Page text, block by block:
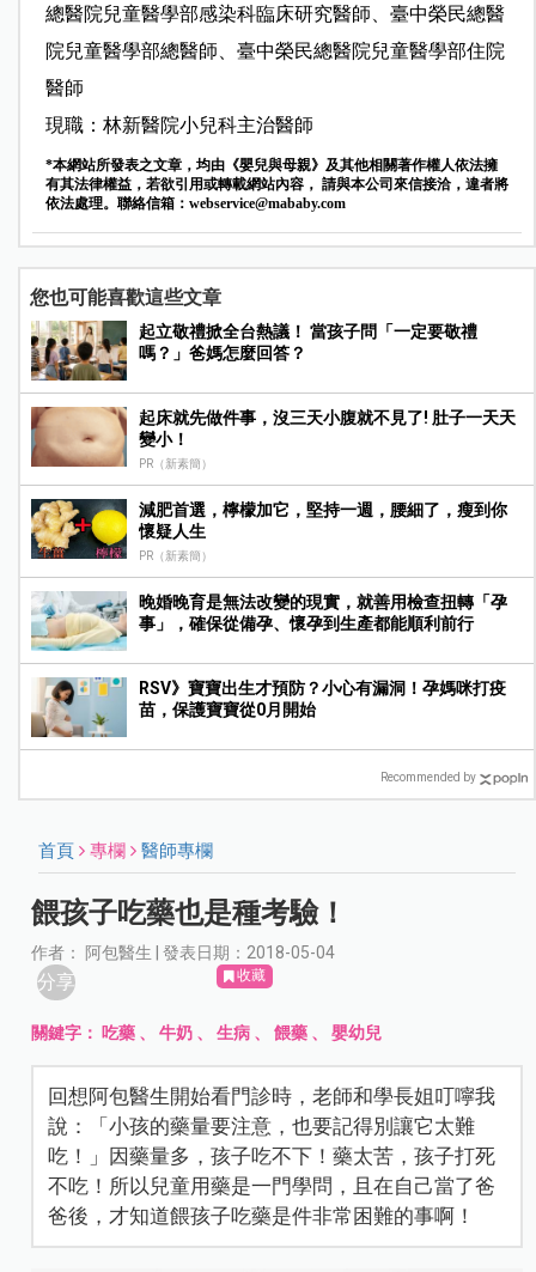
總醫院兒童醫學部感染科臨床研究醫師、臺中榮民總醫
院兒童醫學部總醫師、臺中榮民總醫院兒童醫學部住院
醫師
現職：林新醫院小兒科主治醫師
*本網站所發表之文章，均由《嬰兒與母親》及其他相關著作權人依法擁
有其法律權益，若欲引用或轉載網站內容， 請與本公司來信接洽，違者將
依法處理。聯絡信箱： webservice@mababy.com
您也可能喜歡這些文章
起立敬禮掀全台熱議！ 當孩子問「一定要敬禮
嗎？」爸媽怎麼回答？
起床就先做件事，沒三天小腹就不見了! 肚子一天天
變小！
PR（新素簡）
減肥首選，檸檬加它，堅持一週，腰細了，瘦到你
懷疑人生
PR（新素簡）
晚婚晚育是無法改變的現實，就善用檢查扭轉「孕
事」，確保從備孕、懷孕到生產都能順利前行
RSV》寶寶出生才預防？小心有漏洞！孕媽咪打疫
苗，保護寶寶從0月開始
Recommended by
首頁 專欄 醫師專欄
餵孩子吃藥也是種考驗！
作者： 阿包醫生 | 發表日期：2018-05-04
分享 收藏
關鍵字： 吃藥 、牛奶 、生病 、餵藥 、嬰幼兒
回想阿包醫生開始看門診時，老師和學長姐叮嚀我
說：「小孩的藥量要注意，也要記得別讓它太難
吃！」因藥量多，孩子吃不下！藥太苦，孩子打死
不吃！所以兒童用藥是一門學問，且在自己當了爸
爸後，才知道餵孩子吃藥是件非常困難的事啊！